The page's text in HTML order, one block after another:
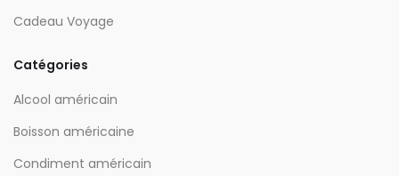
Cadeau Voyage
Catégories
Alcool américain
Boisson américaine
Condiment américain